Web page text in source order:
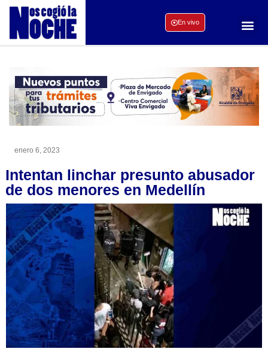
En vivo
enero 6, 2023
Intentan linchar presunto abusador
de dos menores en Medellín